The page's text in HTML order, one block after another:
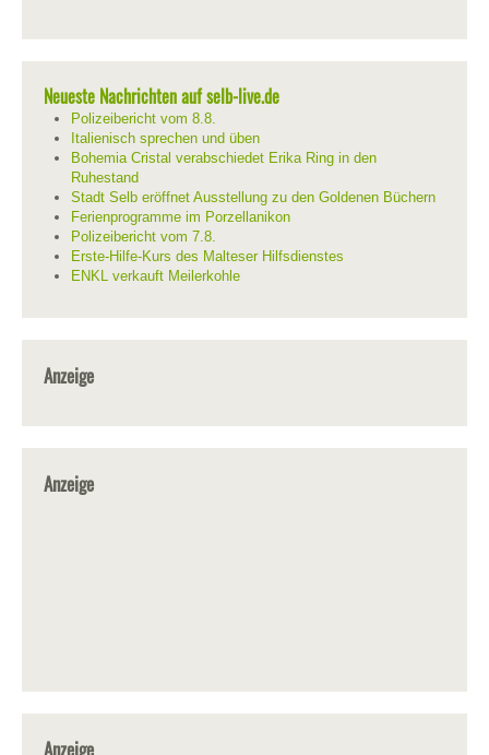
Neueste Nachrichten auf selb-live.de
Polizeibericht vom 8.8.
Italienisch sprechen und üben
Bohemia Cristal verabschiedet Erika Ring in den
Ruhestand
Stadt Selb eröffnet Ausstellung zu den Goldenen Büchern
Ferienprogramme im Porzellanikon
Polizeibericht vom 7.8.
Erste-Hilfe-Kurs des Malteser Hilfsdienstes
ENKL verkauft Meilerkohle
Anzeige
Anzeige
Anzeige